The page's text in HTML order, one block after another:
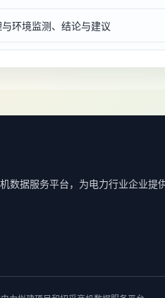
环境监测、结论与建议
数据服务平台，为电力行业企业提